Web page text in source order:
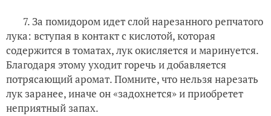
7. За помидором идет слой нарезанного репчатого
лука: вступая в контакт с кислотой, которая
содержится в томатах, лук окисляется и маринуется.
Благодаря этому уходит горечь и добавляется
потрясающий аромат. Помните, что нельзя нарезать
лук заранее, иначе он «задохнется» и приобретет
неприятный запах.